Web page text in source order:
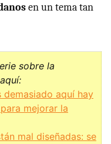
en un tema tan
sobre la
aquí hay
mejorar la
mal diseñadas: se